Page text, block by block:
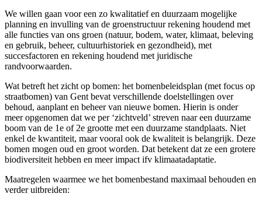
We willen gaan voor een zo kwalitatief en duurzaam mogelijke
planning en invulling van de groenstructuur rekening houdend met
alle functies van ons groen (natuur, bodem, water, klimaat, beleving
en gebruik, beheer, cultuurhistoriek en gezondheid), met
succesfactoren en rekening houdend met juridische
randvoorwaarden.
Wat betreft het zicht op bomen: het bomenbeleidsplan (met focus op
straatbomen) van Gent bevat verschillende doelstellingen over
behoud, aanplant en beheer van nieuwe bomen. Hierin is onder
meer opgenomen dat we per ‘zichtveld’ streven naar een duurzame
boom van de 1e of 2e grootte met een duurzame standplaats. Niet
enkel de kwantiteit, maar vooral ook de kwaliteit is belangrijk. Deze
bomen mogen oud en groot worden. Dat betekent dat ze een grotere
biodiversiteit hebben en meer impact ifv klimaatadaptatie.
Maatregelen waarmee we het bomenbestand maximaal behouden en
verder uitbreiden: